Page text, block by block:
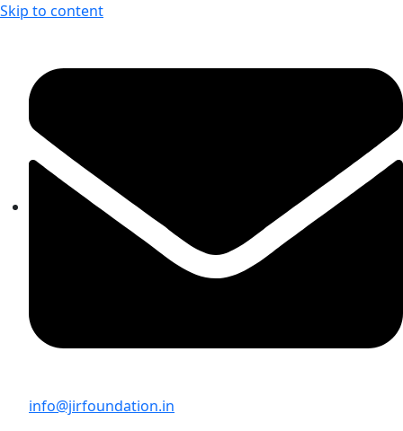
Skip to content
info@jirfoundation.in